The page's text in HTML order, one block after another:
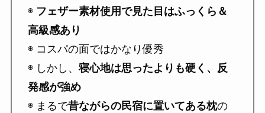
◉ フェザー素材使用で見た目はふっくら＆
高級感あり
◉ コスパの面ではかなり優秀
◉ しかし、寝心地は思ったよりも硬く、反
発感が強め
◉ まるで昔ながらの民宿に置いてある枕の